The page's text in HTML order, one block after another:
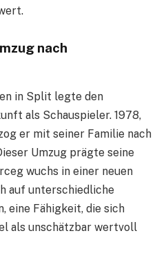
nach
in Split legte den
als Schauspieler. 1978,
er mit seiner Familie nach
Umzug prägte seine
wuchs in einer neuen
auf unterschiedliche
eine Fähigkeit, die sich
als unschätzbar wertvoll